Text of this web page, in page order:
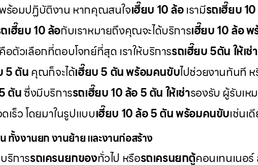
ร้อมปฏิบัติงาน หากคุณสนใจเฮี๊ยบ 10 ล้อเรามีรถเฮี๊ยบ 10
ถเฮี๊ยบ 10 ล้อกับเราหมายถึงคุณจะได้บริการเฮี๊ยบ 10 ล้อ
คือตัวเลือกที่ตอบโจทย์ที่สุด เราให้บริการรถเฮี๊ยบ 5ตัน ให้เช่า
5 ตันคุณก็จะได้เฮี๊ยบ 5 ตัน พร้อมคนขับไปช่วยงานทันที
ตันซึ่งมีบริการรถเฮี๊ยบ 10 ล้อ 5 ตัน ให้เช่ารองรับ ผู้รับเห
เร็ว โดยมาในรูปแบบเฮี๊ยบ 10 ล้อ 5 ตัน พร้อมคนขับเช่นเ
งงานยก งานย้าย และงานก่อสร้าง
ริการรถเครนยกของทั่วไป หรือรถเครนยกตู้คอนเทนเนอร์